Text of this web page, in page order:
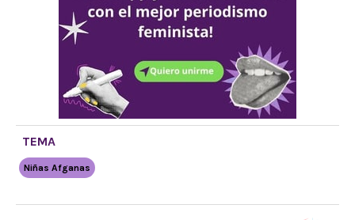
TEMA
Niñas Afganas